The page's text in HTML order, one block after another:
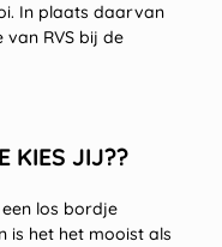
In plaats daarvan
RVS bij de
KIES JIJ??
los bordje
is het het mooist als